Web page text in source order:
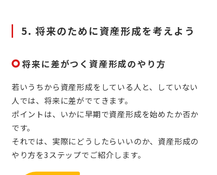
5. 将来のために資産形成を考えよう
将来に差がつく資産形成のやり方
若いうちから資産形成をしている人と、していない
人では、将来に差がでてきます。
ポイントは、いかに早期で資産形成を始めたか否か
です。
それでは、実際にどうしたらいいのか、資産形成の
やり方を3ステップでご紹介します。